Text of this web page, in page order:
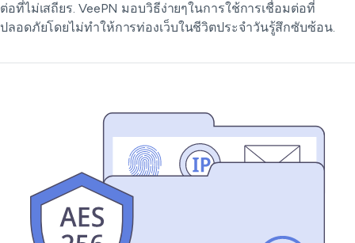
ต่อที่ไม่เสถียร. VeePN มอบวิธีง่ายๆในการใช้การเชื่อมต่อที่
ปลอดภัยโดยไม่ทำให้การท่องเว็บในชีวิตประจำวันรู้สึกซับซ้อน.